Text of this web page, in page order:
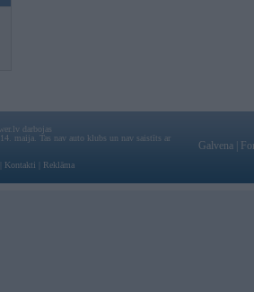
darbojas
maija. Tas nav auto klubs un nav saistīts ar
Kontakti Reklāma
Galvena